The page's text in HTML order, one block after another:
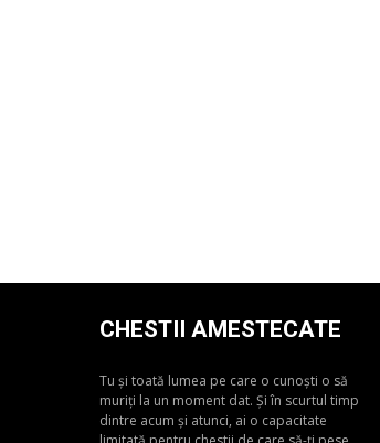
CHESTII AMESTECATE
Tu și toată lumea pe care o cunoști o să
muriți la un moment dat. Și în scurtul timp
dintre acum și atunci, ai o capacitate